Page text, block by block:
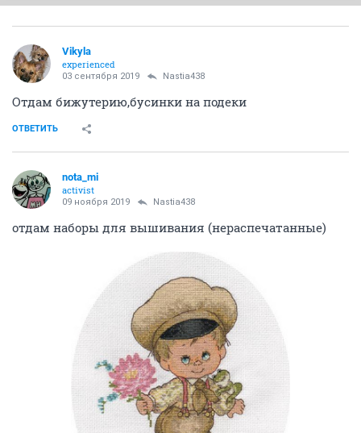
Vikyla
experienced
03 сентября 2019 Nastia438
Отдам бижутерию,бусинки на подеки
ОТВЕТИТЬ
nota_mi
activist
09 ноября 2019 Nastia438
отдам наборы для вышивания (нераспечатанные)